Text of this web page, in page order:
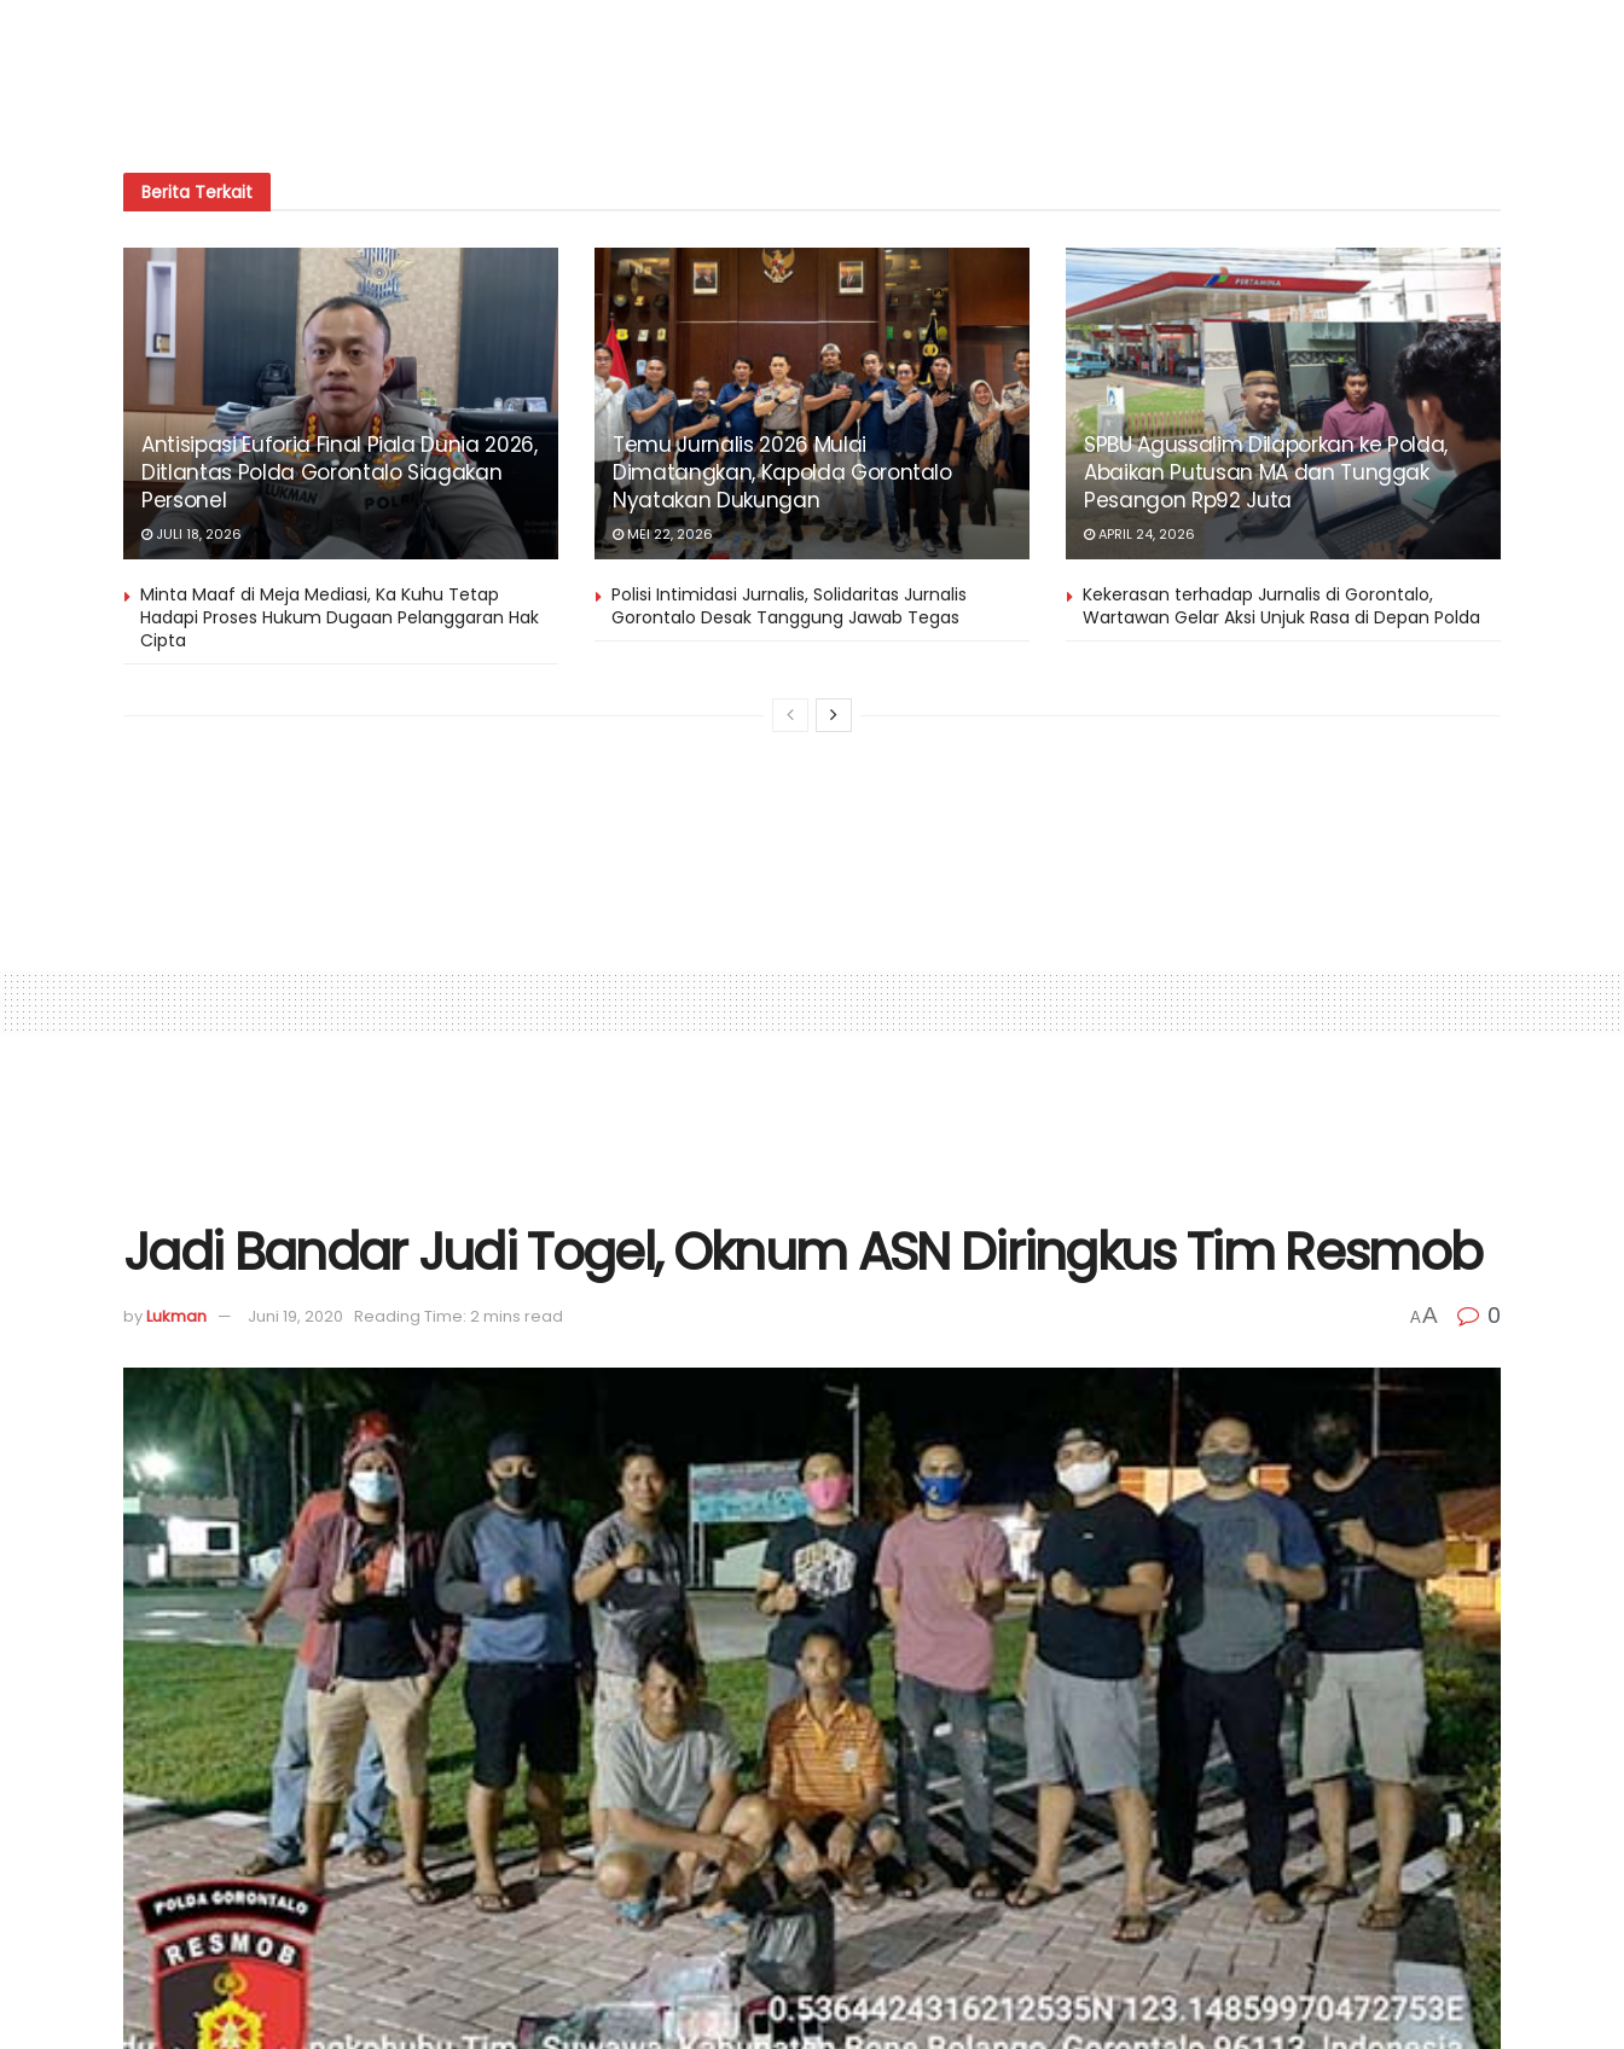
Berita Terkait
Antisipasi Euforia Final Piala Dunia 2026,
Ditlantas Polda Gorontalo Siagakan
Personel
JULI 18, 2026
Temu Jurnalis 2026 Mulai
Dimatangkan, Kapolda Gorontalo
Nyatakan Dukungan
MEI 22, 2026
SPBU Agussalim Dilaporkan ke Polda,
Abaikan Putusan MA dan Tunggak
Pesangon Rp92 Juta
APRIL 24, 2026
Minta Maaf di Meja Mediasi, Ka Kuhu Tetap
Hadapi Proses Hukum Dugaan Pelanggaran Hak
Cipta
Polisi Intimidasi Jurnalis, Solidaritas Jurnalis
Gorontalo Desak Tanggung Jawab Tegas
Kekerasan terhadap Jurnalis di Gorontalo,
Wartawan Gelar Aksi Unjuk Rasa di Depan Polda
Jadi Bandar Judi Togel, Oknum ASN Diringkus Tim Resmob
byLukman Juni 19, 2020 Reading Time: 2 mins read AA 0